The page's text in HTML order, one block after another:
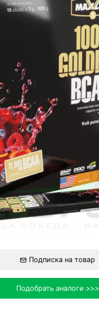
Подписка на товар
Подобрать аналоги >>>